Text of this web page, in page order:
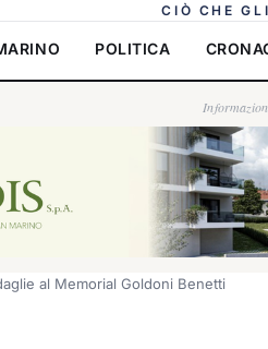
CIÒ CHE
POLITICA
al Memorial Goldoni Benetti